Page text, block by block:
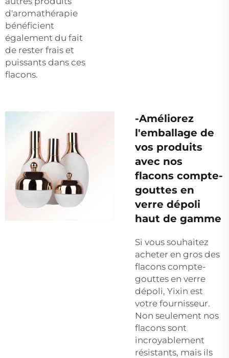
d'aromathérapie
bénéficient
également du fait
de rester frais et
puissants dans ces
flacons.
-Améliorez
l'emballage de
vos produits
avec nos
flacons compte-
gouttes en
verre dépoli
haut de gamme
Si vous souhaitez
acheter en gros des
flacons compte-
gouttes en verre
dépoli, Yixin est
votre fournisseur.
Non seulement nos
flacons sont
incroyablement
résistants, mais ils